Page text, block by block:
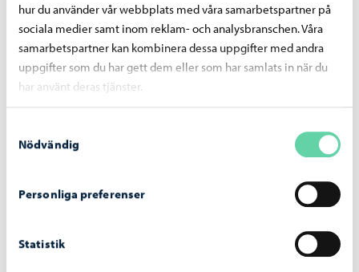
hur du använder vår webbplats med våra samarbetspartner på
sociala medier samt inom reklam- och analysbranschen. Våra
samarbetspartner kan kombinera dessa uppgifter med andra
uppgifter som du har gett dem eller som har samlats in när du
har använt deras tjänster.
Nödvändig
Personliga preferenser
Statistik